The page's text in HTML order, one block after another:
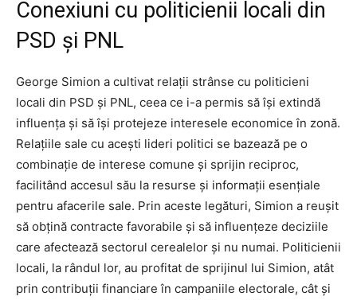
Conexiuni cu politicienii locali din
PSD și PNL
George Simion a cultivat relații strânse cu politicieni
locali din PSD și PNL, ceea ce i-a permis să își extindă
influența și să își protejeze interesele economice în zonă.
Relațiile sale cu acești lideri politici se bazează pe o
combinație de interese comune și sprijin reciproc,
facilitând accesul său la resurse și informații esențiale
pentru afacerile sale. Prin aceste legături, Simion a reușit
să obțină contracte favorabile și să influențeze deciziile
care afectează sectorul cerealelor și nu numai. Politicienii
locali, la rândul lor, au profitat de sprijinul lui Simion, atât
prin contribuții financiare în campaniile electorale, cât și